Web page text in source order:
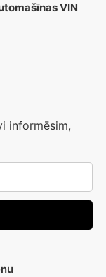
VIN
informēsim,